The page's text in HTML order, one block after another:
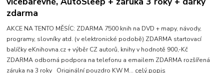
zdarma
AKCE NA TENTO MĚSÍC: ZDARMA 7500 knih na DVD + mapy, návody,
programy, slovníky atd. (v elektronické podobě) ZDARMA startovací
balíčky eKnihovna.cz + výběr CZ autorů, knihy v hodnotě 900,-Kč
ZDARMA odborná podpora na telefonu a emailem ZDARMA rozšířená
záruka na 3 roky Originální pouzdro KW M... celý popis